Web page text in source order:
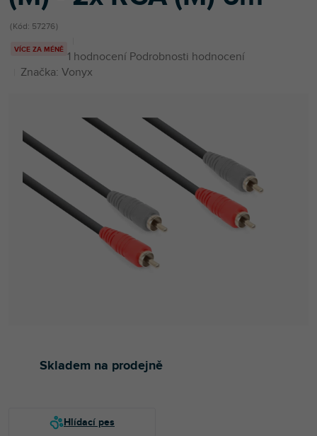
Kód: 57276
VÍCE ZA MÉNĚ Průměrné
hodnocení
5,0
hvězdiček.
1 hodnocení Podrobnosti hodnocení
Značka: Vonyx
Skladem na prodejně